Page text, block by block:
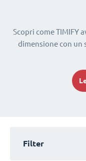
Scopri come TIMIFY
dimensione con un
Filter